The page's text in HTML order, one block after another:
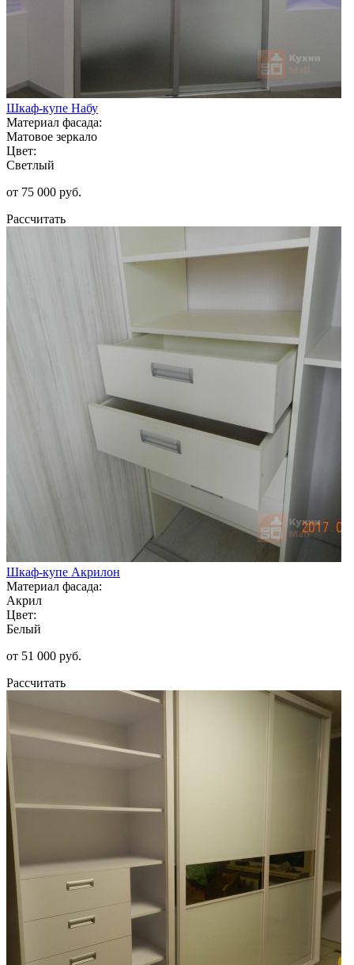
Шкаф-купе Набу
Материал фасада:
Матовое зеркало
Цвет:
Светлый
от 75 000 руб.
Рассчитать
Шкаф-купе Акрилон
Материал фасада:
Акрил
Цвет:
Белый
от 51 000 руб.
Рассчитать